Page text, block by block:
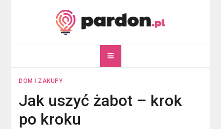
pardon.pl
DOM I ZAKUPY
Jak uszyć żabot – krok
po kroku